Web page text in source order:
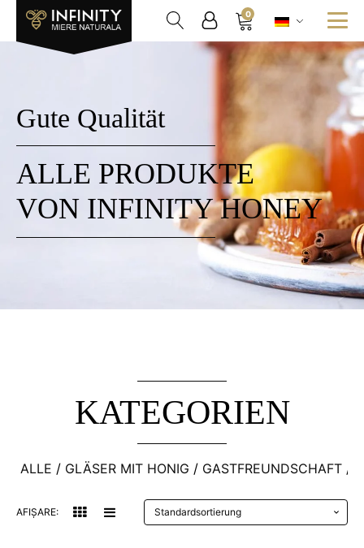
0
Gute Qualität
ALLE PRODUKTE
VON INFINITY HONEY
KATEGORIEN
ALLE GLÄSER MIT HONIG GASTFREUNDSCHAFT